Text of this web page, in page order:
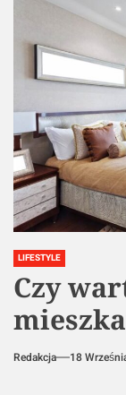
LIFESTYLE
Czy
Redakcja 18